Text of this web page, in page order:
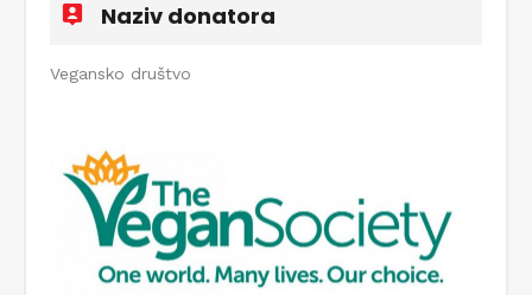
Naziv donatora
Vegansko društvo